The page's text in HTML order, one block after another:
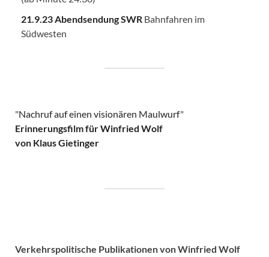
21.9.23 Abendsendung SWR Bahnfahren im
Südwesten
"Nachruf auf einen visionären Maulwurf"
Erinnerungsfilm für Winfried Wolf
von Klaus Gietinger
Verkehrspolitische Publikationen von Winfried Wolf